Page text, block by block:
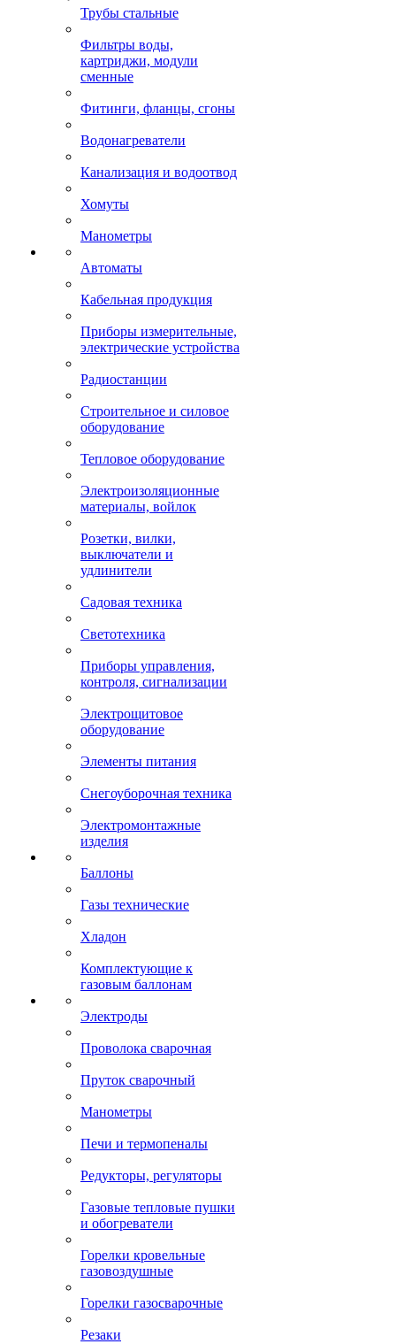
Трубы стальные
Фильтры воды,
картриджи, модули
сменные
Фитинги, фланцы, сгоны
Водонагреватели
Канализация и водоотвод
Хомуты
Манометры
Автоматы
Кабельная продукция
Приборы измерительные,
электрические устройства
Радиостанции
Строительное и силовое
оборудование
Тепловое оборудование
Электроизоляционные
материалы, войлок
Розетки, вилки,
выключатели и
удлинители
Садовая техника
Светотехника
Приборы управления,
контроля, сигнализации
Электрощитовое
оборудование
Элементы питания
Снегоуборочная техника
Электромонтажные
изделия
Баллоны
Газы технические
Хладон
Комплектующие к
газовым баллонам
Электроды
Проволока сварочная
Пруток сварочный
Манометры
Печи и термопеналы
Редукторы, регуляторы
Газовые тепловые пушки
и обогреватели
Горелки кровельные
газовоздушные
Горелки газосварочные
Резаки